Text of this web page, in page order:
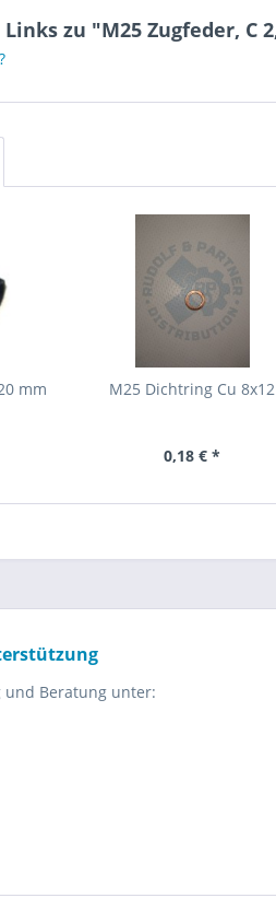
zu "M25 Zugfeder, C
mm M25 Dichtring Cu 8x12
0,18 € *
und Beratung unter: